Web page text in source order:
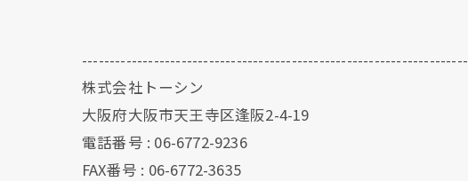
----------------------------------------------------------------------
株式会社トーシン
大阪府大阪市天王寺区逢阪2-4-19
電話番号 : 06-6772-9236
FAX番号 : 06-6772-3635